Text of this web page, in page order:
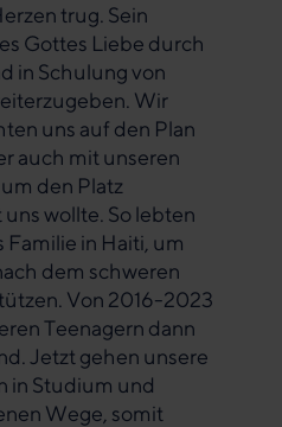
trug. Sein
Gottes Liebe durch
in Schulung von
Wir
uns auf den Plan
auch mit unseren
den Platz
wollte. So lebten
Familie in Haiti, um
dem schweren
Von 2016-2023
Teenagern dann
Jetzt gehen unsere
in Studium und
Wege, somit